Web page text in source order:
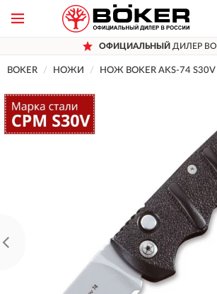
ОФИЦИАЛЬНЫЙ ДИЛЕР
BOKER НОЖИ НОЖ BOKER AKS-74 S30V